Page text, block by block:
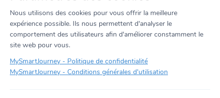
retracer où vous vous trouvez!
← Retourner sur la page principale
Nous utilisons des cookies pour vous offrir la meilleure
expérience possible. Ils nous permettent d'analyser le
comportement des utilisateurs afin d'améliorer constamment le
site web pour vous.
MySmartJourney - Politique de confidentialité
MySmartJourney - Conditions générales d'utilisation